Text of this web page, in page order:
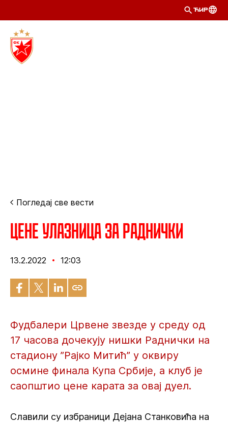
ЋИР
Погледај све вести
Цене улазница за Раднички
13.2.2022 12:03
Фудбалери Црвене звезде у среду од
17 часова дочекују нишки Раднички на
стадиону ”Рајко Митић” у оквиру
осмине финала Купа Србије, а клуб је
саопштио цене карата за овај дуел.
Славили су избраници Дејана Станковића на